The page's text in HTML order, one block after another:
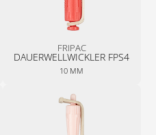
FRIPAC
DAUER­WELL­WICKLER­ FPS4
10 MM